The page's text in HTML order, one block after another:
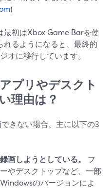
)
最初はXbox Game Barを使
るようになると、最終的
オに移行しています。
プリやデスクト
理由は？
きない場合、主に以下の3
画しようとしている。
フ
やデスクトップなど、一部
のバージョンによ